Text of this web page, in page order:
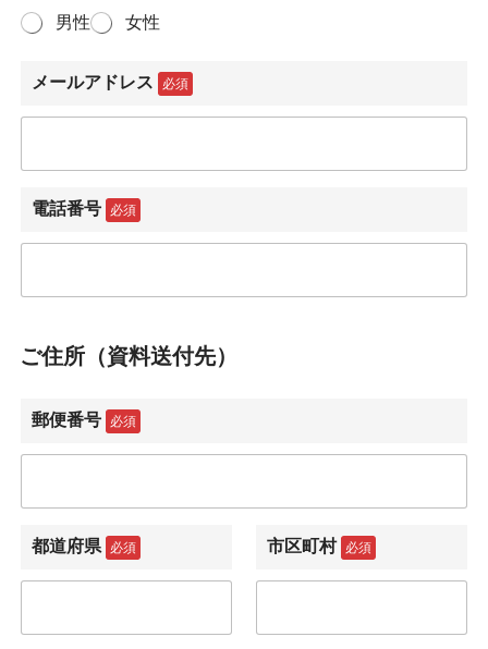
男性 女性
メールアドレス 必須
電話番号 必須
ご住所（資料送付先）
郵便番号 必須
都道府県 必須 市区町村 必須